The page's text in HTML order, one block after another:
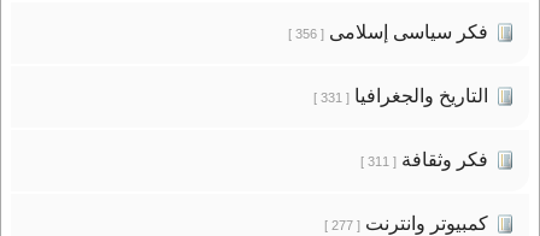
فكر سياسى إسلامى[ 356 ]
التاريخ والجغرافيا[ 331 ]
فكر وثقافة[ 311 ]
كمبيوتر وانترنت[ 277 ]